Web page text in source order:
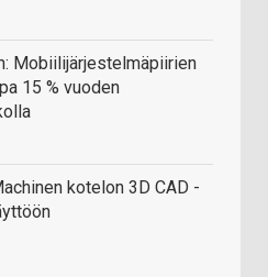
Mobiilijärjestelmäpiirien
15 % vuoden
kotelon 3D CAD -